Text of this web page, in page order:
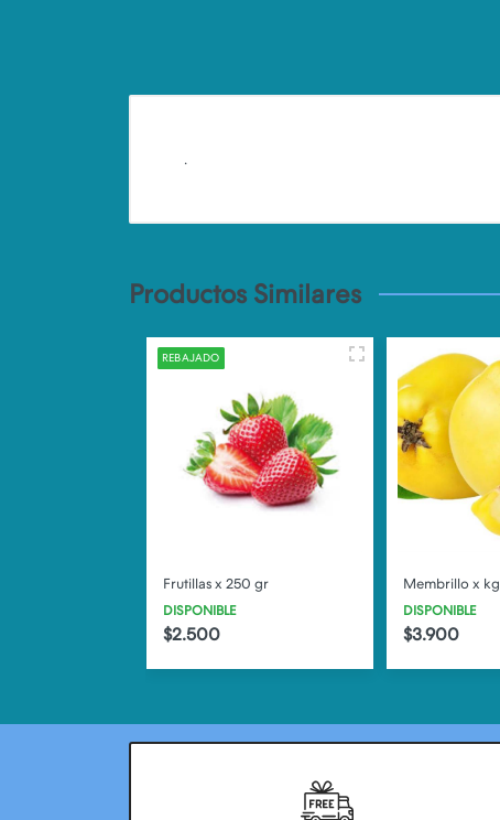
.
Productos Similares
REBAJADO
Frutillas x 250 gr
DISPONIBLE
$2.500
Membrillo x kg
DISPONIBLE
$3.900